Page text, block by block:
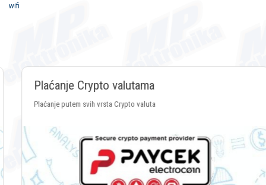
wifi
Plaćanje Crypto valutama
Plaćanje putem svih vrsta Crypto valuta